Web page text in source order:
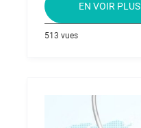
EN VOIR PLUS
513 vues